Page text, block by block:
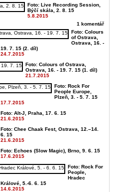
Foto: Live Recording Session,
Býčí skála, 2. 8. 15
5.8.2015
1 komentář
Foto: Colours
of Ostrava,
Ostrava, 16. -
19. 7. 15 (2. díl)
24.7.2015
Foto: Colours of Ostrava,
Ostrava, 16. - 19. 7. 15 (1. díl)
21.7.2015
Foto: Rock For
People Europe,
Plzeň, 3. - 5. 7. 15
17.7.2015
Foto: Alt-J, Praha, 17. 6. 15
21.6.2015
Foto: Chee Chaak Fest, Ostrava, 12.–14.
6. 15
21.6.2015
Foto: Echoes (Slow Magic), Brno, 9. 6. 15
17.6.2015
Foto: Rock For
People,
Hradec
Králové, 5.-6. 6. 15
14.6.2015